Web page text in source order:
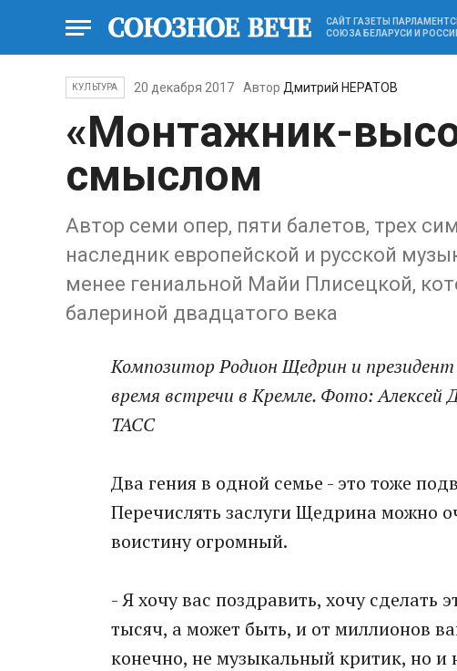
САЙТ ГАЗЕТЫ
СОЮЗА БЕЛАРУСИ И
КУЛЬТУРА 20 декабря 2017 Автор Дмитрий НЕРАТОВ
«Монтажник-
смыслом
Автор семи опер, пяти балетов, трех
наследник европейской и русской
менее гениальной Майи Плисецкой,
балериной двадцатого века
Композитор Родион Щедрин и
время встречи в Кремле. Фото:
ТАСС
Два гения в одной семье - это тоже
Перечислять заслуги Щедрина можно
воистину огромный.
- Я хочу вас поздравить, хочу сделать
тысяч, а может быть, и от миллионов
конечно, не музыкальный критик, но